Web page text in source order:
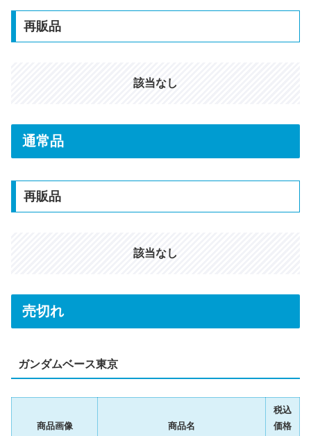
再販品
該当なし
通常品
再販品
該当なし
売切れ
ガンダムベース東京
商品画像 商品名
税込
価格